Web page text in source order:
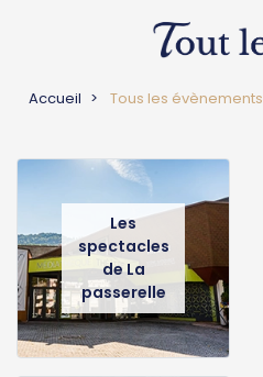
Accueil Tous les évènements
Les
spectacles
de La
passerelle